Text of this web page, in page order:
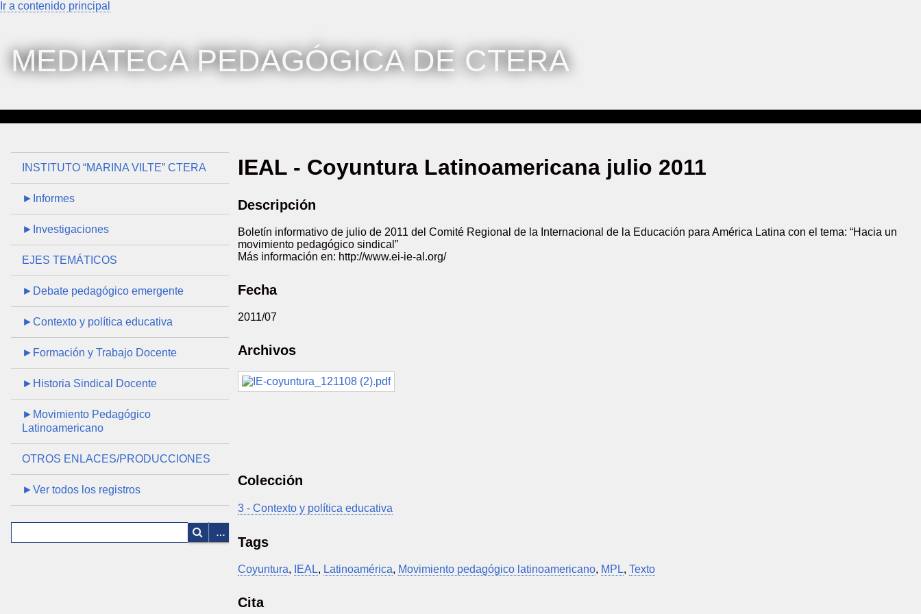
Ir a contenido principal
MEDIATECA PEDAGÓGICA DE CTERA
INSTITUTO “MARINA VILTE” CTERA
►Informes
►Investigaciones
EJES TEMÁTICOS
►Debate pedagógico emergente
►Contexto y política educativa
►Formación y Trabajo Docente
►Historia Sindical Docente
►Movimiento Pedagógico
Latinoamericano
OTROS ENLACES/PRODUCCIONES
►Ver todos los registros
IEAL - Coyuntura Latinoamericana julio 2011
Descripción
Boletín informativo de julio de 2011 del Comité Regional de la Internacional de la Educación para América Latina con el tema: “Hacia un
movimiento pedagógico sindical”
Más información en: http://www.ei-ie-al.org/
Fecha
2011/07
Archivos
Colección
3 - Contexto y política educativa
Tags
Coyuntura, IEAL, Latinoamérica, Movimiento pedagógico latinoamericano, MPL,Texto
Cita